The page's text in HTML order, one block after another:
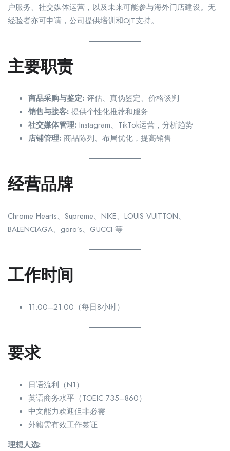
户服务、社交媒体运营，以及未来可能参与海外门店建设。无
经验者亦可申请，公司提供培训和OJT支持。
主要职责
商品采购与鉴定: 评估、真伪鉴定、价格谈判
销售与接客: 提供个性化推荐和服务
社交媒体管理: Instagram、TikTok运营，分析趋势
店铺管理: 商品陈列、布局优化，提高销售
经营品牌
Chrome Hearts、Supreme、NIKE、LOUIS VUITTON、
BALENCIAGA、goro’s、GUCCI 等
工作时间
11:00–21:00（每日8小时）
要求
日语流利（N1）
英语商务水平（TOEIC 735–860）
中文能力欢迎但非必需
外籍需有效工作签证
理想人选: